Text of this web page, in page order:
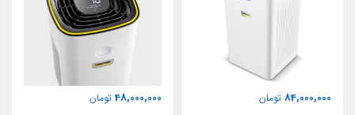
84,000,000 تومان
48,000,000 تومان